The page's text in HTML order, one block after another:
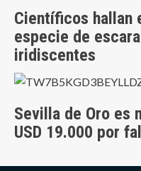
Científicos hallan
especie de
iridiscentes
Sevilla de Oro es
USD 19.000 por